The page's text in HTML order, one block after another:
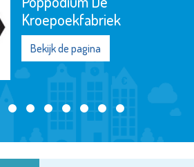
Kroepoekfabriek
Bekijk de pagina